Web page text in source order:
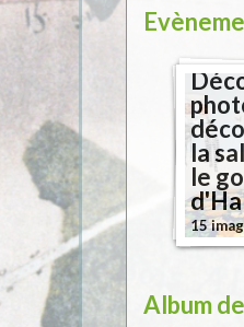
la
le
15
Album
foyer
rural